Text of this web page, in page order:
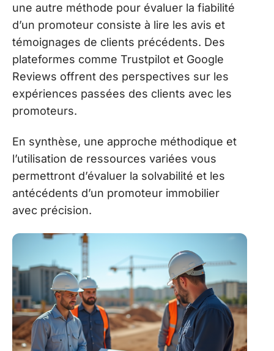
une autre méthode pour évaluer la fiabilité
d’un promoteur consiste à lire les avis et
témoignages de clients précédents. Des
plateformes comme Trustpilot et Google
Reviews offrent des perspectives sur les
expériences passées des clients avec les
promoteurs.
En synthèse, une approche méthodique et
l’utilisation de ressources variées vous
permettront d’évaluer la solvabilité et les
antécédents d’un promoteur immobilier
avec précision.